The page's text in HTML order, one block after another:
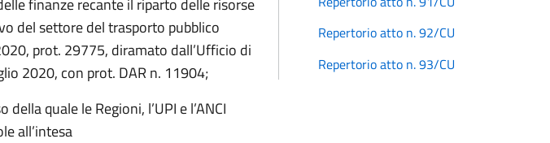
finanze recante il riparto delle risorse
del settore del trasporto pubblico
prot. 29775, diramato dall’Ufficio di
2020, con prot. DAR n. 11904;
quale le Regioni, l’UPI e l’ANCI
all’intesa
Repertorio atto n. 92/CU
Repertorio atto n. 93/CU